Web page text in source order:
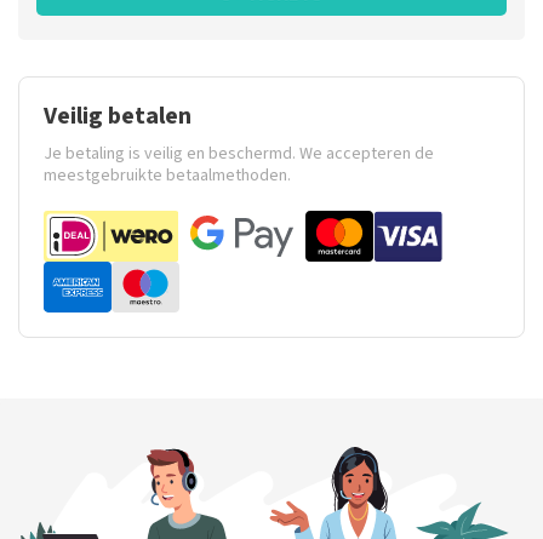
Veilig betalen
Je betaling is veilig en beschermd. We accepteren de
meestgebruikte betaalmethoden.